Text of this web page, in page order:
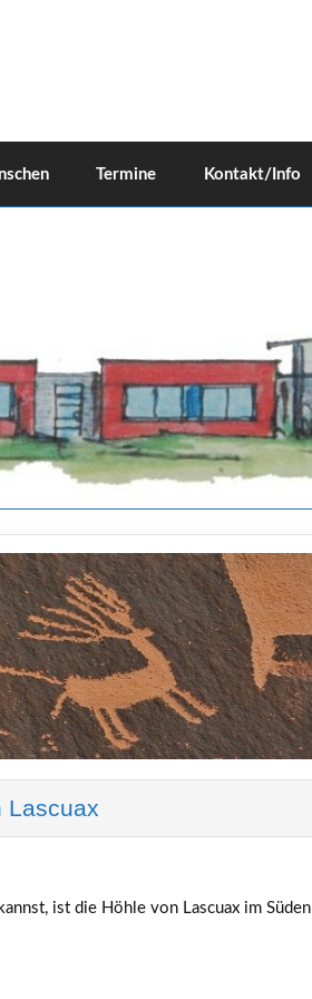
Termine Kontakt/Info
Lascuax
ist die Höhle von Lascuax im Süden